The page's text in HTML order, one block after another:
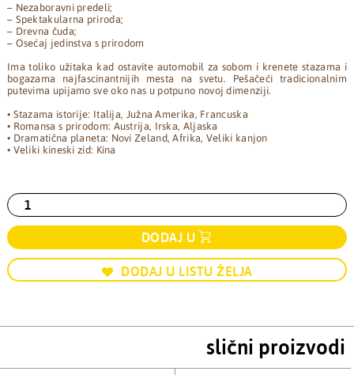
– Nezaboravni predeli;
– Spektakularna priroda;
– Drevna čuda;
– Osećaj jedinstva s prirodom
Ima toliko užitaka kad ostavite automobil za sobom i krenete stazama i
bogazama najfascinantnijih mesta na svetu. Pešačeći tradicionalnim
putevima upijamo sve oko nas u potpuno novoj dimenziji.
• Stazama istorije: Italija, Južna Amerika, Francuska
• Romansa s prirodom: Austrija, Irska, Aljaska
• Dramatična planeta: Novi Zeland, Afrika, Veliki kanjon
• Veliki kineski zid: Kina
DODAJ U
DODAJ U LISTU ŽELJA
slični proizvodi